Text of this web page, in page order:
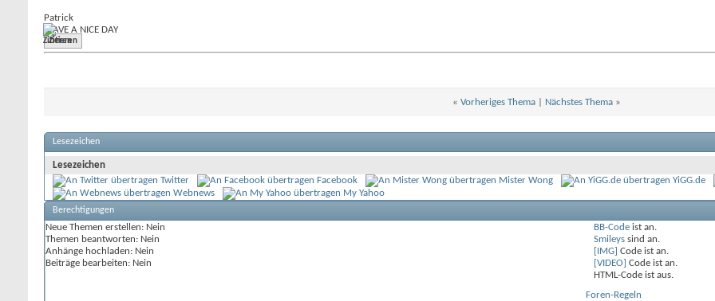
Patrick
HAVE A NICE DAY
Zitieren
« Vorheriges Thema| Nächstes Thema »
Lesezeichen
Lesezeichen
Twitter
Facebook Mister Wong YiGG.de
Webnews
My Yahoo
Berechtigungen
Neue Themen erstellen: Nein
Themen beantworten: Nein
Anhänge hochladen: Nein
Beiträge bearbeiten: Nein
BB-Codeist an.
Smileyssind an.
[IMG] Code ist an.
[VIDEO] Code ist an.
HTML-Code ist aus.
Foren-Regeln